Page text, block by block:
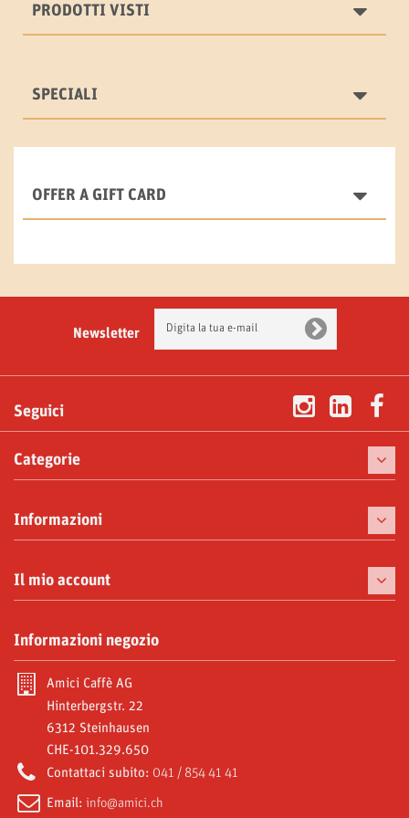
PRODOTTI VISTI
SPECIALI
OFFER A GIFT CARD
Newsletter
Seguici
Categorie
Macchine da caffè
Tazzine
Moke e Accessori
Abbonamenti
Amici World
Informazioni
Il mio account
Le mie note di credito
I miei indirizzi
Le mie informazioni personali
I miei buoni
Informazioni negozio
Amici Caffè AG
Hinterbergstr. 22
6312 Steinhausen
CHE-101.329.650
Contattaci subito: 041 / 854 41 41
Email: info@amici.ch